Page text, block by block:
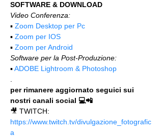
SOFTWARE & DOWNLOAD
Video Conferenza:
▪️ Zoom Desktop per Pc
▪️ Zoom per IOS
▪️ Zoom per Android
Software per la Post-Produzione:
▪️ ADOBE Lightroom & Photoshop
per rimanere aggiornato seguici sui
nostri canali social 💻📲
🎥 TWITCH:
https://www.twitch.tv/divulgazione_fotografic
a